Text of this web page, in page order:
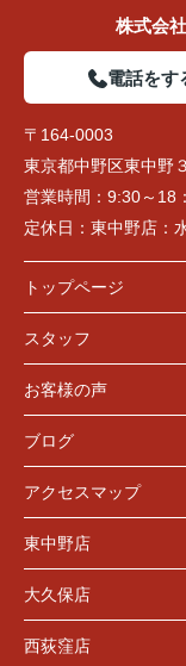
株式会
電話をす
〒164-0003
東京都中野区東中野
営業時間： 9:30～18
定休日： 東中野店：
トップページ
スタッフ
お客様の声
ブログ
アクセスマップ
東中野店
大久保店
西荻窪店